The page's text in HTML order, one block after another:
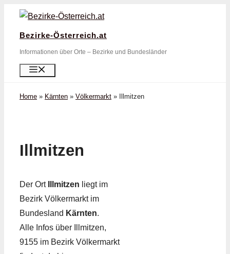
Zum
springen
Bezirke-Österreich.at
Informationen über Orte – Bezirke und Bundesländer
Home » Kärnten » Völkermarkt » Illmitzen
Illmitzen
Der Ort Illmitzen liegt im
Bezirk Völkermarkt im
Bundesland Kärnten.
Alle Infos über Illmitzen,
9155 im Bezirk Völkermarkt